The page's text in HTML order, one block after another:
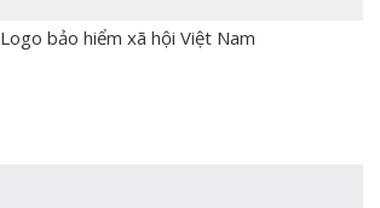
Logo bảo hiểm xã hội Việt Nam